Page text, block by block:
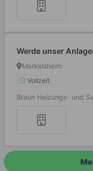
Werde unser
Markelsheim
Vollzeit
Braun Heizungs- und